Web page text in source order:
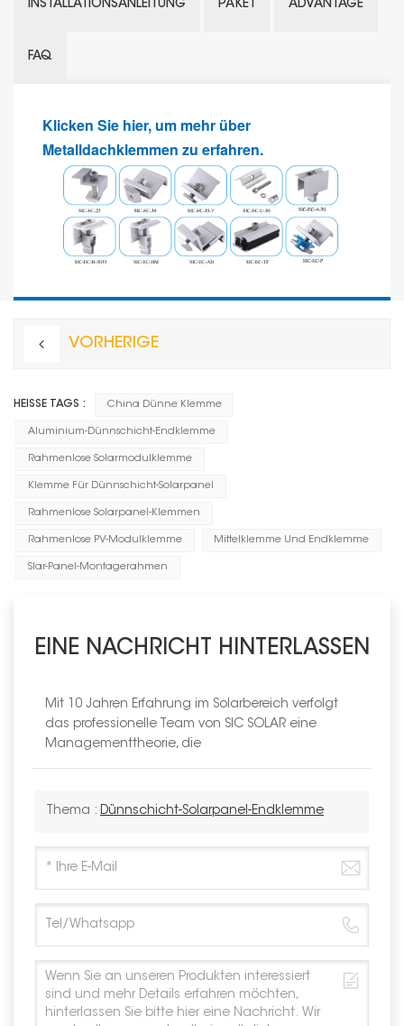
INSTALLATIONSANLEITUNG PAKET ADVANTAGE
FAQ
Klicken Sie hier, um mehr über
Metalldachklemmen zu erfahren.
VORHERIGE
HEISSE TAGS : China Dünne Klemme
Aluminium-Dünnschicht-Endklemme
Rahmenlose Solarmodulklemme
Klemme Für Dünnschicht-Solarpanel
Rahmenlose Solarpanel-Klemmen
Rahmenlose PV-Modulklemme Mittelklemme Und Endklemme
Slar-Panel-Montagerahmen
EINE NACHRICHT HINTERLASSEN
Mit 10 Jahren Erfahrung im Solarbereich verfolgt
das professionelle Team von SIC SOLAR eine
Managementtheorie, die
Thema : Dünnschicht-Solarpanel-Endklemme